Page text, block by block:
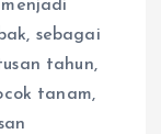
sebagai
tahun,
tanam,